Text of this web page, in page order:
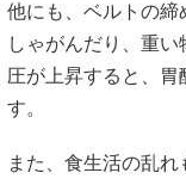
他にも、ベルトの締
しゃがんだり、重
圧が上昇すると、胃
す。
また、食生活の乱れ